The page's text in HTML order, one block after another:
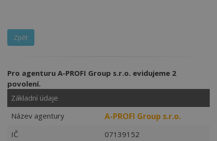
Zpět
Pro agenturu A-PROFI Group s.r.o. evidujeme 2
povolení.
Základní údaje
Název agentury
A-PROFI Group s.r.o.
IČ
07139152